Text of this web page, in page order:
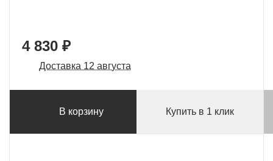
4 830 ₽
Доставка 12 августа
В корзину Купить в 1 клик